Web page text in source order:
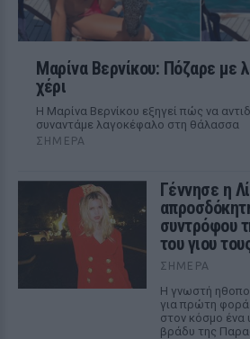
Μαρίνα Βερνίκου: Πόζαρε με
χέρι
Η Μαρίνα Βερνίκου εξηγεί πώς να
συναντάμε λαγοκέφαλο στη θάλασσα
ΣΉΜΕΡΑ
Γέννησε η
συντρόφου
του γιου
ΣΉΜΕΡΑ
Η γνωστή
για πρώτη
στον κόσμο ένα
βράδυ της